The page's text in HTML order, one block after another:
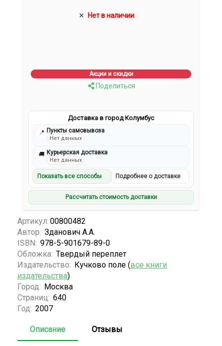
Нет в наличии
Акции и скидки
Поделиться
Доставка в город Колумбус
📍 Пункты самовывоза
Нет данных
🚚 Курьерская доставка
Нет данных
Показать все способы Подробнее о доставке
Рассчитать стоимость доставки
Артикул: 00800482
Автор: Зданович А.А.
ISBN: 978-5-901679-89-0
Обложка: Твердый переплет
Издательство: Кучково поле (все книги
издательства)
Город: Москва
Страниц: 640
Год: 2007
Описание Отзывы